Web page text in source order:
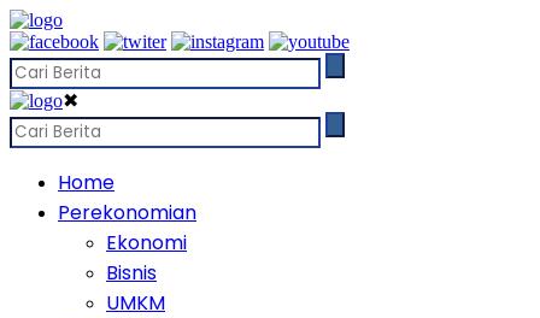
✖
Home
Perekonomian
Ekonomi
Bisnis
UMKM